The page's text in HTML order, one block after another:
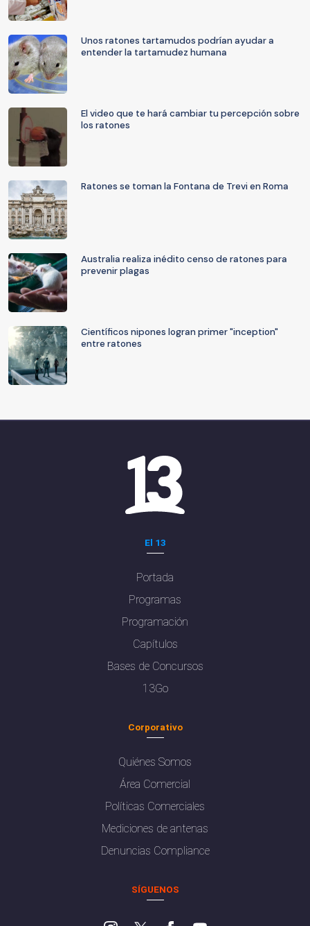
Unos ratones tartamudos podrían ayudar a
entender la tartamudez humana
El video que te hará cambiar tu percepción sobre
los ratones
Ratones se toman la Fontana de Trevi en Roma
Australia realiza inédito censo de ratones para
prevenir plagas
Científicos nipones logran primer "inception"
entre ratones
El 13
Portada
Programas
Programación
Capítulos
Bases de Concursos
13Go
Corporativo
Quiénes Somos
Área Comercial
Políticas Comerciales
Mediciones de antenas
Denuncias Compliance
SÍGUENOS